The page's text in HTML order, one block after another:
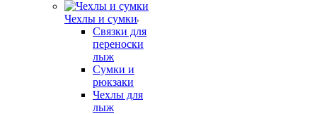
Чехлы и сумки
Связки для
переноски
лыж
Сумки и
рюкзаки
Чехлы для
лыж